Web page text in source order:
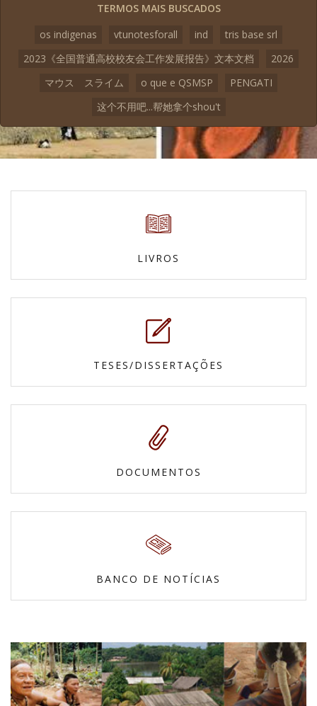
TERMOS MAIS BUSCADOS
os indigenas
vtunotesforall ind
tris base srl
2023《全国普通高校校友会工作发展报告》文本文档
2026
マウス スライム
o que e QSMSP
PENGATI
这个不用吧...帮她拿个shou't
LIVROS
TESES/DISSERTAÇÕES
DOCUMENTOS
BANCO DE NOTÍCIAS